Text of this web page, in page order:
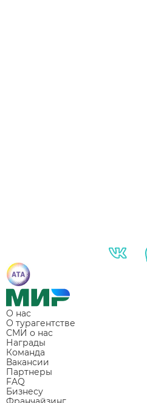
О нас
О турагентстве
СМИ о нас
Награды
Команда
Вакансии
Партнеры
FAQ
Бизнесу